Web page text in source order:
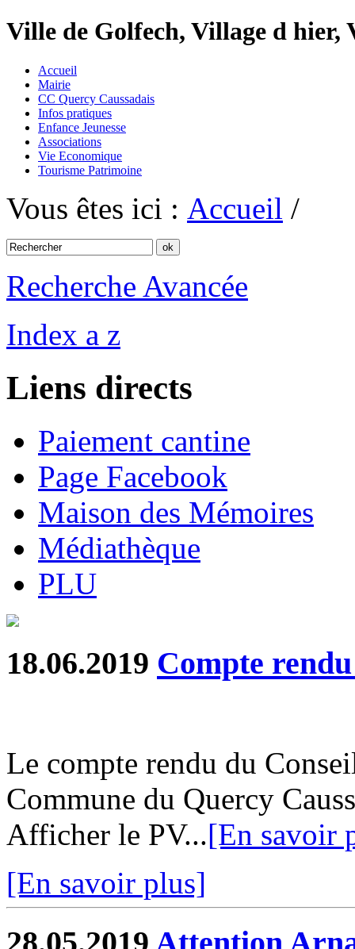
Ville de Golfech, Village d
Accueil
Mairie
CC Quercy Caussadais
Infos pratiques
Enfance Jeunesse
Associations
Vie Economique
Tourisme Patrimoine
Vous êtes ici : Accueil /
Recherche Avancée
Index a z
Liens directs
Paiement cantine
Page Facebook
Maison des Mémoires
Médiathèque
PLU
18.06.2019 Compte
Le compte rendu du
Commune du Quercy
Afficher le PV...[En savoir
[En savoir plus]